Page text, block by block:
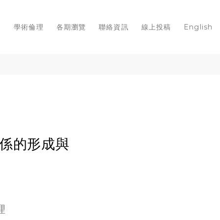
學術倫理 各期瀏覽 聯絡資訊 線上投稿 English
的形成與